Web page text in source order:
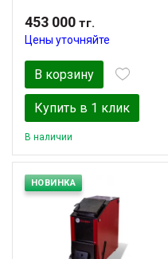
453 000 тг.
Цены уточняйте
В корзину
Купить в 1 клик
В наличии
НОВИНКА